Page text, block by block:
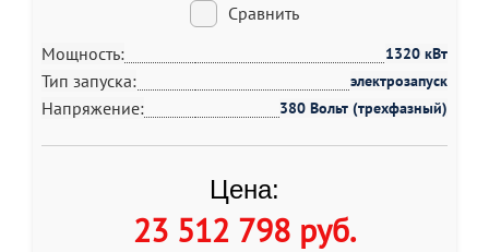
Сравнить
Мощность:
1320 кВт
Тип запуска: электрозапуск
Напряжение: 380 Вольт (трехфазный)
Цена:
23 512 798 руб.